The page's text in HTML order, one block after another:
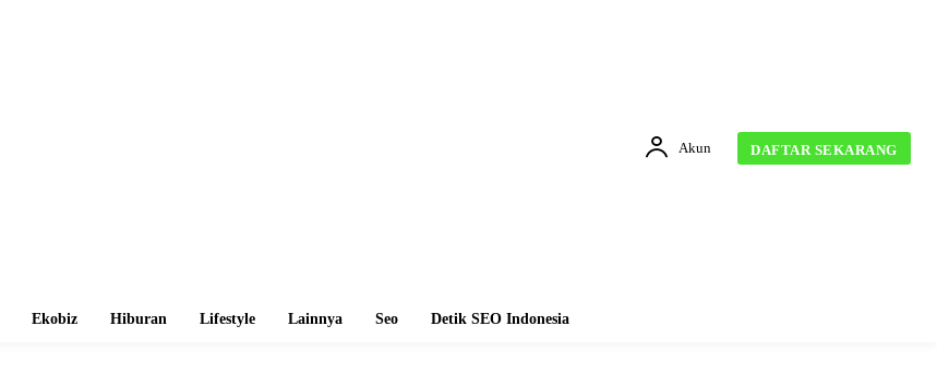
Akun DAFTAR SEKARANG
Ekobiz Hiburan Lifestyle Lainnya Seo Detik SEO Indonesia